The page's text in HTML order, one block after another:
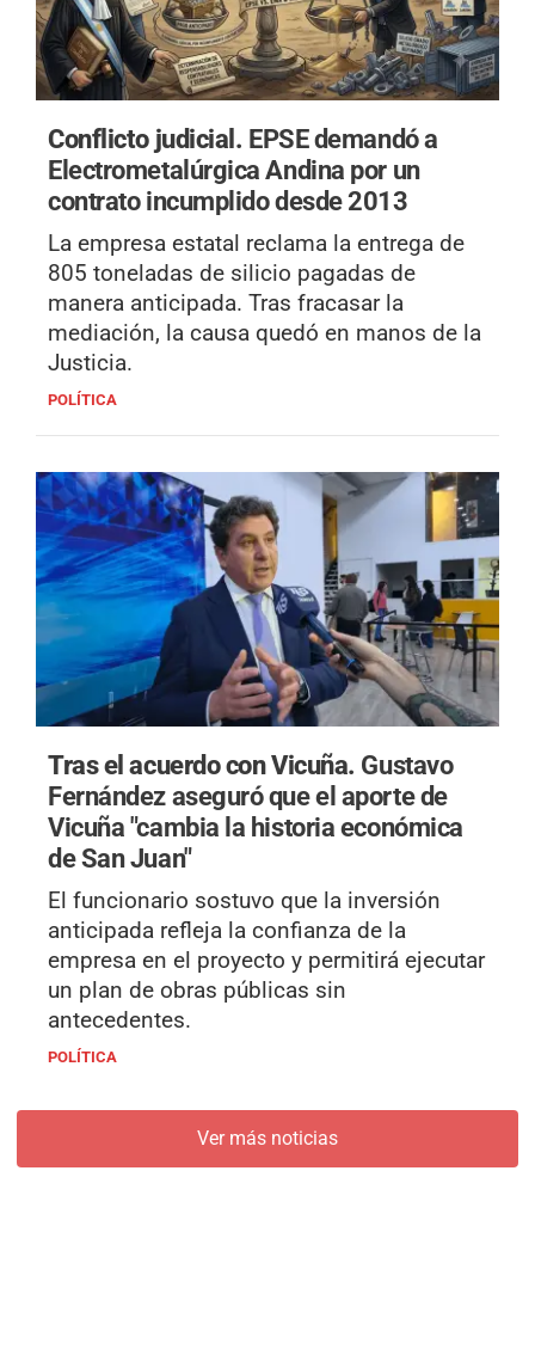
Conflicto judicial. EPSE demandó a
Electrometalúrgica Andina por un
contrato incumplido desde 2013
La empresa estatal reclama la entrega de
805 toneladas de silicio pagadas de
manera anticipada. Tras fracasar la
mediación, la causa quedó en manos de la
Justicia.
POLÍTICA
Tras el acuerdo con Vicuña. Gustavo
Fernández aseguró que el aporte de
Vicuña "cambia la historia económica
de San Juan"
El funcionario sostuvo que la inversión
anticipada refleja la confianza de la
empresa en el proyecto y permitirá ejecutar
un plan de obras públicas sin
antecedentes.
POLÍTICA
Ver más noticias